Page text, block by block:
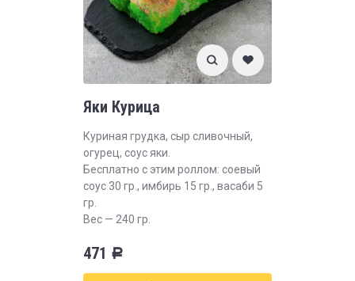
Яки Курица
Куриная грудка, сыр сливочный,
огурец, соус яки.
Бесплатно с этим роллом: соевый
соус 30 гр., имбирь 15 гр., васаби 5
гр.
Вес — 240 гр.
471 Р